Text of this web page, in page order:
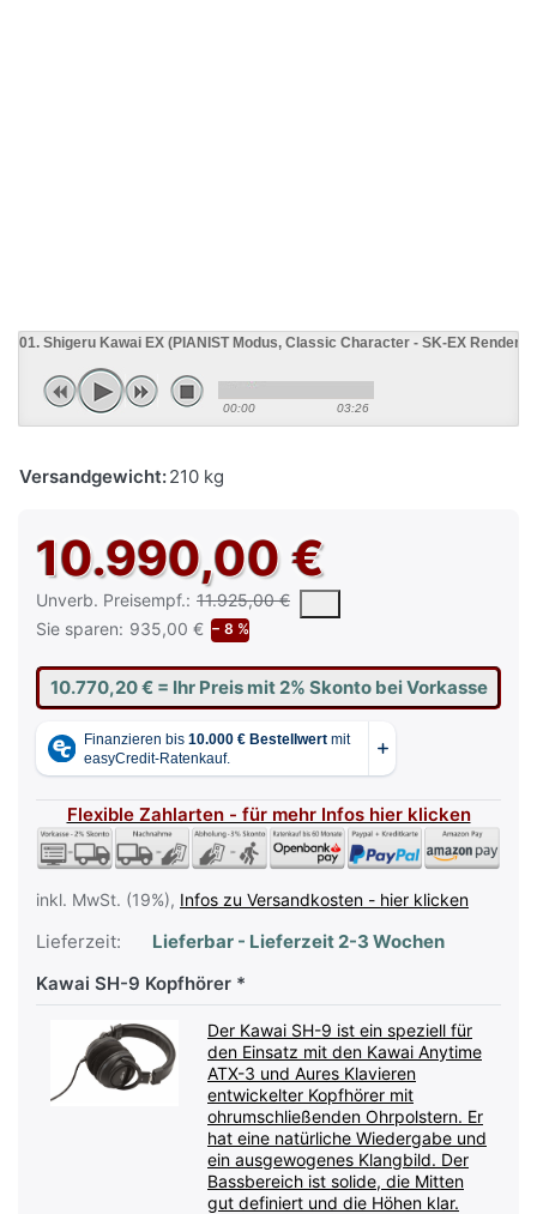
01. Shigeru Kawai EX (PIANIST Modus, Classic Character - SK-EX
00:00 03:26
Versandgewicht:210 kg
10.990,00 €
Unverb. Preisempf.: 11.925,00 €
Die UVP ist der vorgeschlagene oder empfohlene
Sie sparen: 935,00 € − 8 %
10.770,20 € = Ihr Preis mit 2% Skonto bei Vorkasse
Flexible Zahlarten - für mehr Infos hier klicken
inkl. MwSt. (19%), Infos zu Versandkosten - hier klicken
Lieferzeit:
Lieferbar - Lieferzeit 2-3 Wochen
Kawai SH-9 Kopfhörer
Der Kawai SH-9 ist ein speziell für
den Einsatz mit den Kawai Anytime
ATX-3 und Aures Klavieren
entwickelter Kopfhörer mit
ohrumschließenden Ohrpolstern. Er
hat eine natürliche Wiedergabe und
ein ausgewogenes Klangbild. Der
Bassbereich ist solide, die Mitten
gut definiert und die Höhen klar.